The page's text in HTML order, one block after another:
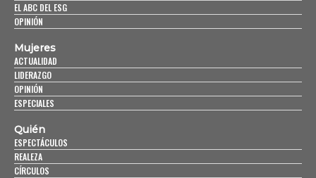
EL ABC DEL ESG
OPINIÓN
Mujeres
ACTUALIDAD
LIDERAZGO
OPINIÓN
ESPECIALES
Quién
ESPECTÁCULOS
REALEZA
CÍRCULOS